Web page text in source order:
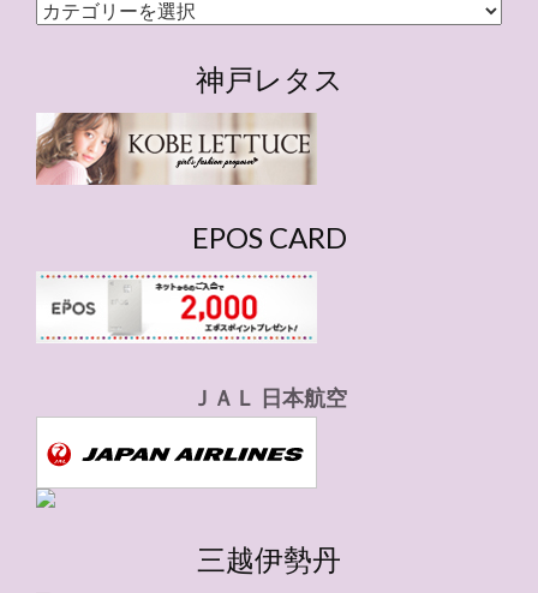
カ
ー
神戸レタス
EPOS CARD
ＪＡＬ 日本航空
三越伊勢丹